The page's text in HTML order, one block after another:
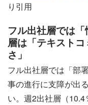
り引用
フル出社層では
層は「テキスト
さ」
フル出社層では「部
事の進行に支障が出
い。週2出社層（